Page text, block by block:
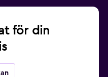
för din